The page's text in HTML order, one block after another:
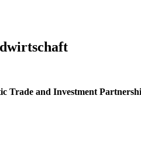
Trade and Investment